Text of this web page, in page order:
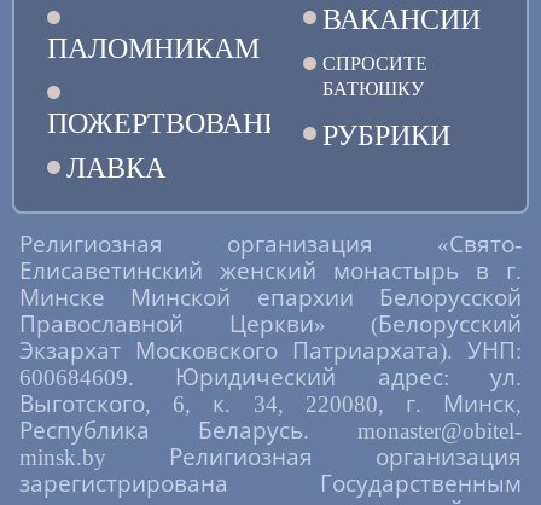
ПАЛОМНИКАМ
ПОЖЕРТВОВАНИЯ
ЛАВКА
ВАКАНСИИ
СПРОСИТЕ
БАТЮШКУ
РУБРИКИ
Религиозная организация «Свято-
Елисаветинский женский монастырь в г.
Минске Минской епархии Белорусской
Православной Церкви» (Белорусский
Экзархат Московского Патриархата). УНП:
600684609. Юридический адрес: ул.
Выготского, 6, к. 34, 220080, г. Минск,
Республика Беларусь. monaster@obitel-
minsk.by Религиозная организация
зарегистрирована Государственным